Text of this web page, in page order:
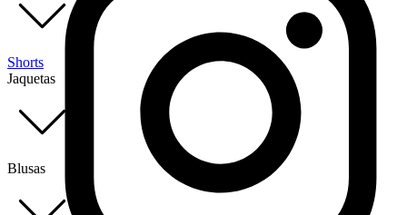
Shorts
Jaquetas
Blusas